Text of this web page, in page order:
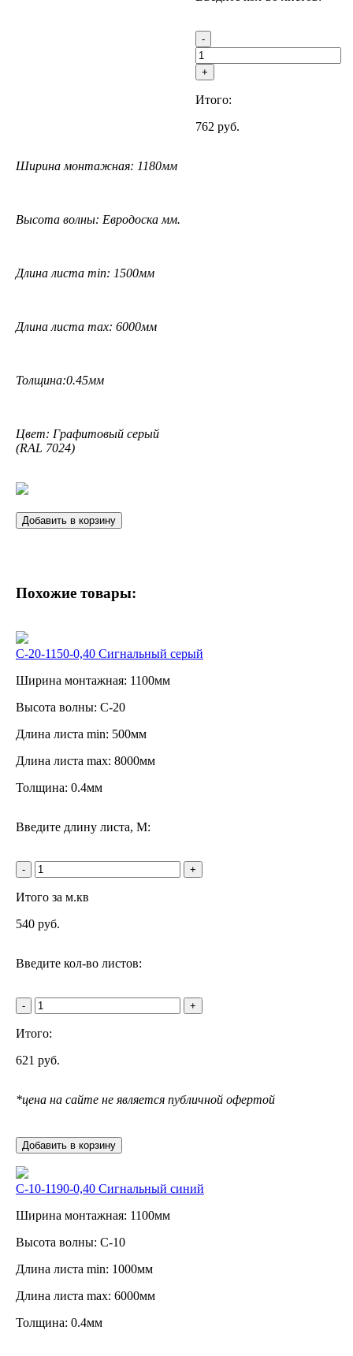
-
+
Итого:
762 руб.
Ширина монтажная: 1180мм
Высота волны: Евродоска мм.
Длина листа min: 1500мм
Длина листа max: 6000мм
Толщина:0.45мм
Цвет: Графитовый серый
(RAL 7024)
Добавить в корзину
Похожие товары:
С-20-1150-0,40 Сигнальный серый
Ширина монтажная: 1100мм
Высота волны: С-20
Длина листа min: 500мм
Длина листа max: 8000мм
Толщина: 0.4мм
Введите длину листа, М:
- +
Итого за м.кв
540 руб.
Введите кол-во листов:
- +
Итого:
621 руб.
*цена на сайте не является публичной офертой
Добавить в корзину
С-10-1190-0,40 Сигнальный синий
Ширина монтажная: 1100мм
Высота волны: C-10
Длина листа min: 1000мм
Длина листа max: 6000мм
Толщина: 0.4мм